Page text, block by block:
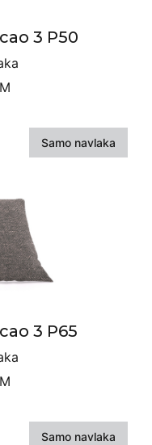
3 P50
Samo navlaka
3 P65
Samo navlaka